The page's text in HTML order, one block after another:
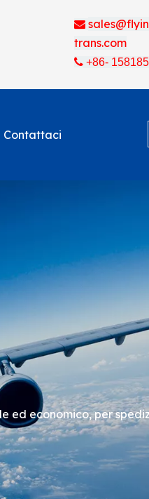

trans.com
+86-
Contattaci
ed economico, per